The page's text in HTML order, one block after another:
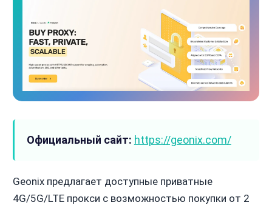
Официальный сайт: https://geonix.com/
Geonix предлагает доступные приватные
4G/5G/LTE прокси с возможностью покупки от 2